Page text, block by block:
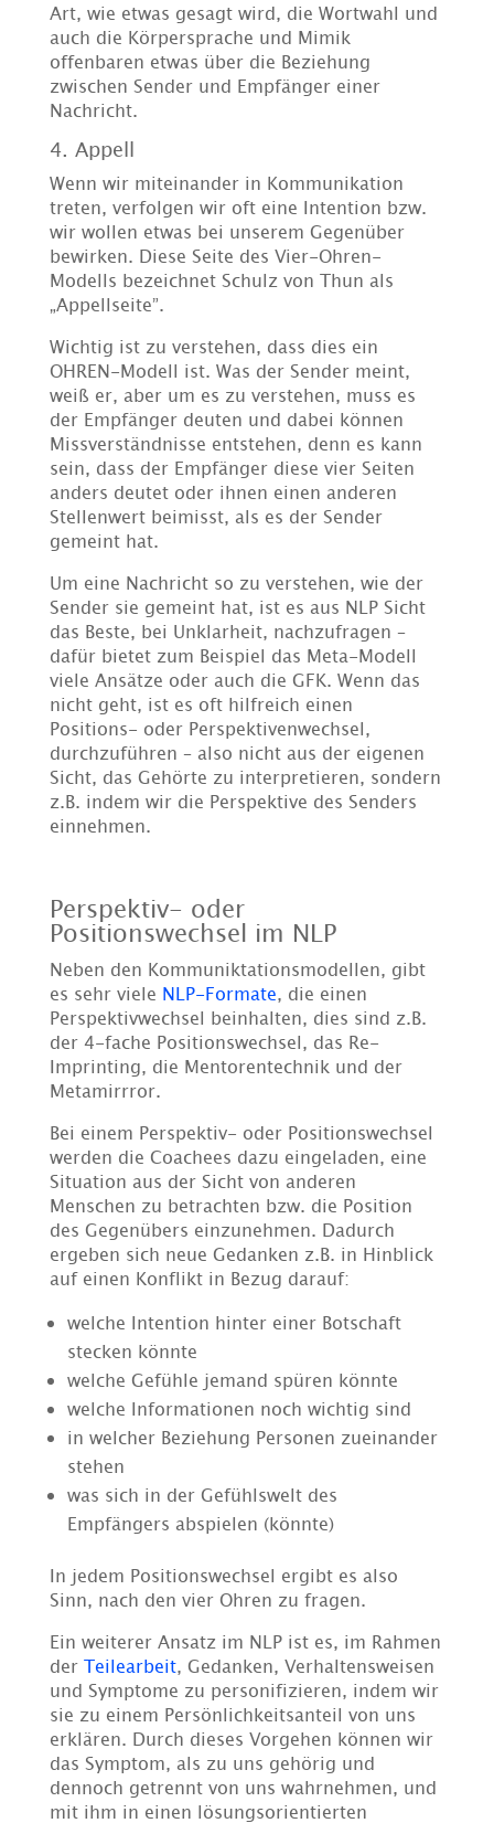
Art, wie etwas gesagt wird, die Wortwahl und
auch die Körpersprache und Mimik
offenbaren etwas über die Beziehung
zwischen Sender und Empfänger einer
Nachricht.
4. Appell
Wenn wir miteinander in Kommunikation
treten, verfolgen wir oft eine Intention bzw.
wir wollen etwas bei unserem Gegenüber
bewirken. Diese Seite des Vier-Ohren-
Modells bezeichnet Schulz von Thun als
„Appellseite”.
Wichtig ist zu verstehen, dass dies ein
OHREN-Modell ist. Was der Sender meint,
weiß er, aber um es zu verstehen, muss es
der Empfänger deuten und dabei können
Missverständnisse entstehen, denn es kann
sein, dass der Empfänger diese vier Seiten
anders deutet oder ihnen einen anderen
Stellenwert beimisst, als es der Sender
gemeint hat.
Um eine Nachricht so zu verstehen, wie der
Sender sie gemeint hat, ist es aus NLP Sicht
das Beste, bei Unklarheit, nachzufragen –
dafür bietet zum Beispiel das Meta-Modell
viele Ansätze oder auch die GFK. Wenn das
nicht geht, ist es oft hilfreich einen
Positions- oder Perspektivenwechsel,
durchzuführen – also nicht aus der eigenen
Sicht, das Gehörte zu interpretieren, sondern
z.B. indem wir die Perspektive des Senders
einnehmen.
Perspektiv- oder
Positionswechsel im NLP
Neben den Kommuniktationsmodellen, gibt
es sehr viele NLP-Formate, die einen
Perspektivwechsel beinhalten, dies sind z.B.
der 4-fache Positionswechsel, das Re-
Imprinting, die Mentorentechnik und der
Metamirrror.
Bei einem Perspektiv- oder Positionswechsel
werden die Coachees dazu eingeladen, eine
Situation aus der Sicht von anderen
Menschen zu betrachten bzw. die Position
des Gegenübers einzunehmen. Dadurch
ergeben sich neue Gedanken z.B. in Hinblick
auf einen Konflikt in Bezug darauf:
welche Intention hinter einer Botschaft
stecken könnte
welche Gefühle jemand spüren könnte
welche Informationen noch wichtig sind
in welcher Beziehung Personen zueinander
stehen
was sich in der Gefühlswelt des
Empfängers abspielen (könnte)
In jedem Positionswechsel ergibt es also
Sinn, nach den vier Ohren zu fragen.
Ein weiterer Ansatz im NLP ist es, im Rahmen
der Teilearbeit, Gedanken, Verhaltensweisen
und Symptome zu personifizieren, indem wir
sie zu einem Persönlichkeitsanteil von uns
erklären. Durch dieses Vorgehen können wir
das Symptom, als zu uns gehörig und
dennoch getrennt von uns wahrnehmen, und
mit ihm in einen lösungsorientierten